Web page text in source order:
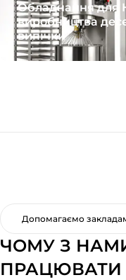
Обладнання для
виробництва
випічки
Допомагаємо закладам
ЧОМУ З
ПРАЦЮВАТИ